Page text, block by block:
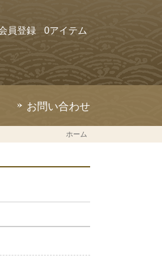
員登録 0アイテム
お問い合わせ
ホーム